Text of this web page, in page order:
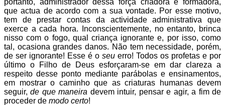
que actua de acordo com a sua vontade. Por esse motivo,
tem de prestar contas da actividade administrativa que
exerce a cada hora. Inconscientemente, no entanto, brinca
nisso com o fogo, qual criança ignorante e, por isso, como
tal, ocasiona grandes danos. Não tem necessidade, porém,
de ser ignorante! Esse é o seu erro! Todos os profetas e por
último o Filho de Deus esforçaram-se em dar clareza a
respeito desse ponto mediante parábolas e ensinamentos,
em mostrar o caminho que as criaturas humanas devem
seguir,de que maneira devem intuir, pensar e agir, a fim de
proceder de modo certo!